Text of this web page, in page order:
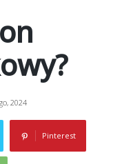
2024
Pinterest